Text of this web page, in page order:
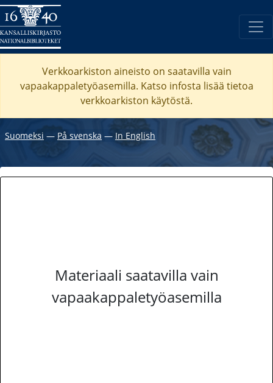
Verkkoarkiston aineisto on saatavilla vain
vapaakappaletyöasemilla. Katso infosta lisää tietoa
verkkoarkiston käytöstä.
Suomeksi ― På svenska ― In English
Materiaali saatavilla vain
vapaakappaletyöasemilla